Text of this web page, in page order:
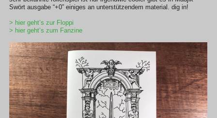
Swört ausgabe “+0” einiges an unterstützendem material. dig in!
> hier geht’s zur Floppi
> hier geht’s zum Fanzine